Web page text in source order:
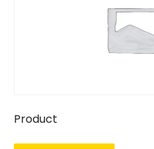
Product